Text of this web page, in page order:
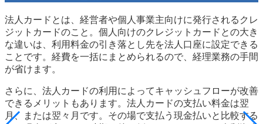
法人カードとは、経営者や個人事業主向けに発行されるクレ
ジットカードのこと。個人向けのクレジットカードとの大き
な違いは、利用料金の引き落とし先を法人口座に設定できる
ことです。経費を一括にまとめられるので、経理業務の手間
が省けます。
さらに、法人カードの利用によってキャッシュフローが改善
できるメリットもあります。法人カードの支払い料金は翌
月、または翌々月です。その場で支払う現金払いと比較する